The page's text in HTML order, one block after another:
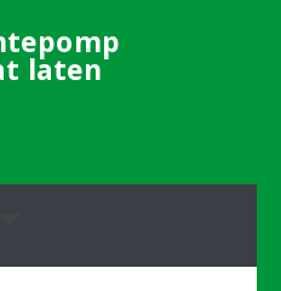
laten